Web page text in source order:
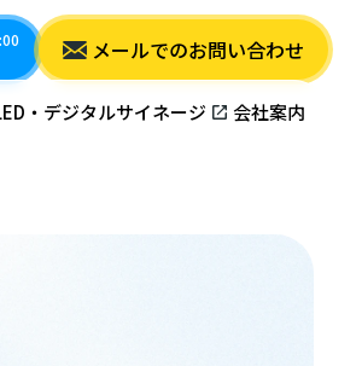
メールでのお問い合わせ
・デジタルサイネージ 会社案内